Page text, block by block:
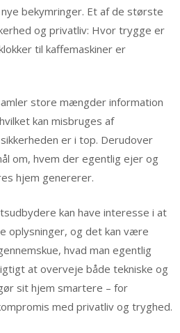
bekymringer. Et af de største
og privatliv: Hvor trygge er
til kaffemaskiner er
store mængder information
kan misbruges af
er i top. Derudover
om, hvem der egentlig ejer og
hjem genererer.
kan have interesse i at
oplysninger, og det kan være
hvad man egentlig
at overveje både tekniske og
sit hjem smartere – for
med privatliv og tryghed.